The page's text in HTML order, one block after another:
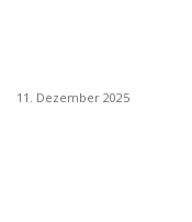
11. Dezember 2025